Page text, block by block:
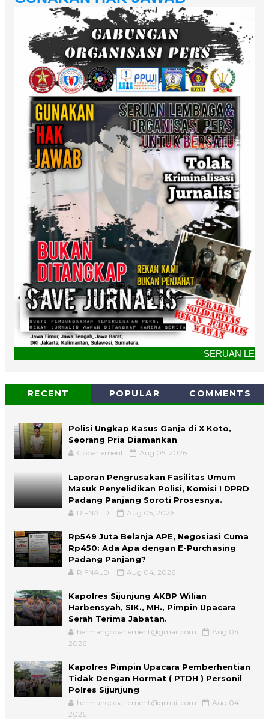
SERUAN LEMBAGA &
RECENT POPULAR COMMENTS
Polisi Ungkap Kasus Ganja di X Koto,
Seorang Pria Diamankan
Goparlement Aug 05, 2026
Laporan Pengrusakan Fasilitas Umum
Masuk Penyelidikan Polisi, Komisi I DPRD
Padang Panjang Soroti Prosesnya.
RIFNALDI Aug 05, 2026
Rp549 Juta Belanja APE, Negosiasi Cuma
Rp450: Ada Apa dengan E-Purchasing
Padang Panjang?
RIFNALDI Aug 04, 2026
Kapolres Sijunjung AKBP Wilian
Harbensyah, SIK., MH., Pimpin Upacara
Serah Terima Jabatan.
hermangoparlement@gmail.com
Aug 04,
2026
Kapolres Pimpin Upacara Pemberhentian
Tidak Dengan Hormat ( PTDH ) Personil
Polres Sijunjung
hermangoparlement@gmail.com
Aug 04,
2026